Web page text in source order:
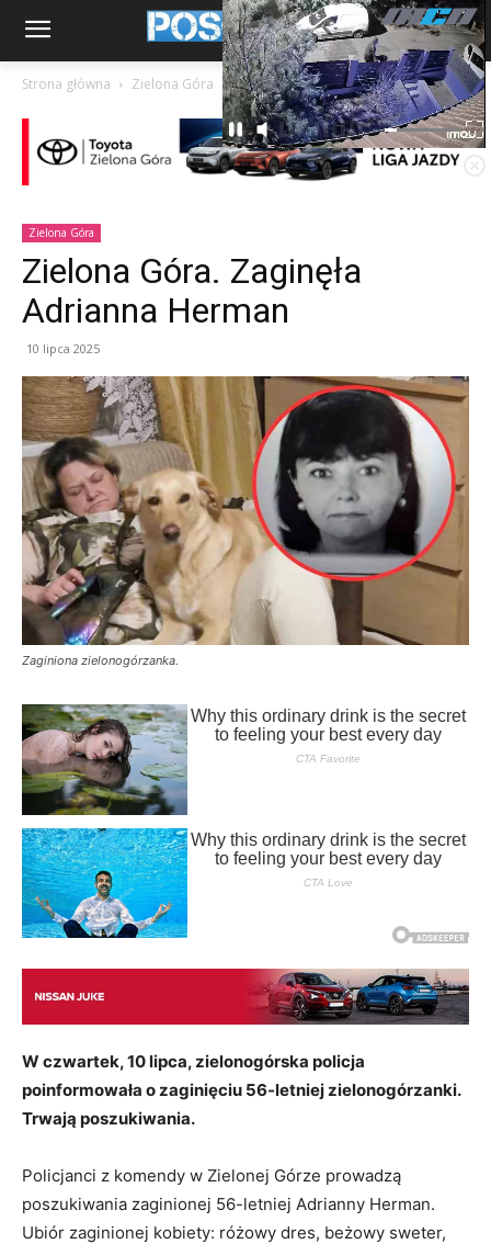
Strona główna Zielona Góra
Zielona Góra
Zielona Góra. Zaginęła
Adrianna Herman
10 lipca 2025
Zaginiona zielonogórzanka.
W czwartek, 10 lipca, zielonogórska policja
poinformowała o zaginięciu 56-letniej zielonogórzanki.
Trwają poszukiwania.
Policjanci z komendy w Zielonej Górze prowadzą
poszukiwania zaginionej 56-letniej Adrianny Herman.
Ubiór zaginionej kobiety: różowy dres, beżowy sweter,